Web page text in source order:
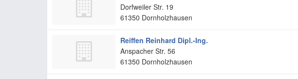
Dorfweiler Str. 19
61350 Dornholzhausen
Reiffen Reinhard Dipl.-Ing.
Anspacher Str. 56
61350 Dornholzhausen